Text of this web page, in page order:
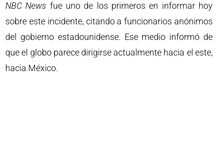
NBC News fue uno de los primeros en informar hoy
sobre este incidente, citando a funcionarios anónimos
del gobierno estadounidense. Ese medio informó de
que el globo parece dirigirse actualmente hacia el este,
hacia México.